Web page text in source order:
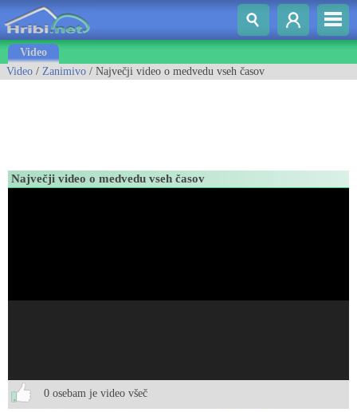
Video
Video / Zanimivo / Največji video o medvedu vseh časov
Največji video o medvedu vseh časov
0 osebam je video všeč